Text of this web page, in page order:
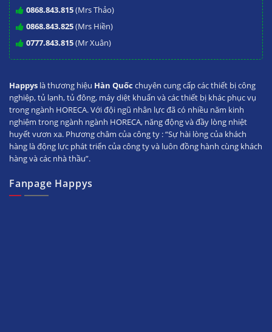
0868.843.815(Mrs Thảo)
0868.843.825(Mrs Hiền)
0777.843.815(Mr Xuân)
Happys là thương hiệu Hàn Quốc chuyên cung cấp các thiết bị công
nghiệp, tủ lạnh, tủ đông, máy diệt khuẩn và các thiết bị khác phục vụ
trong ngành HORECA. Với đội ngũ nhân lực đã có nhiều năm kinh
nghiệm trong ngành ngành HORECA, năng động và đầy lòng nhiệt
huyết vươn xa. Phương châm của công ty : “Sự hài lòng của khách
hàng là động lực phát triển của công ty và luôn đồng hành cùng khách
hàng và các nhà thầu”.
Fanpage Happys